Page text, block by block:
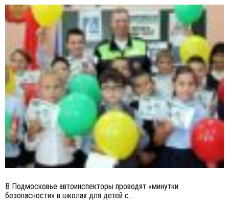
В Подмосковье автоинспекторы проводят «минутки
безопасности» в школах для детей с...